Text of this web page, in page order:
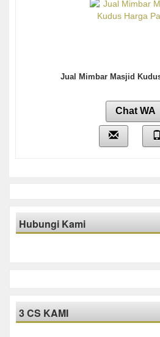
Jual Mimbar Masjid
Chat WA
Hubungi Kami
3 CS KAMI